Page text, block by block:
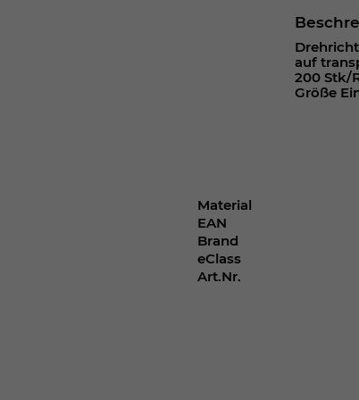
auf
200 Stk/
Größe
Material
EAN
Brand
eClass
Art.Nr.
SgCookieOptin.lastPreferences